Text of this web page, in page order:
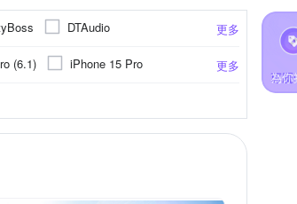
更多
DTAudio
hoda IMAK
RODE
SAMSUNG 三星
更多
(6.1)
iPhone 15 Pro
iPhone 12